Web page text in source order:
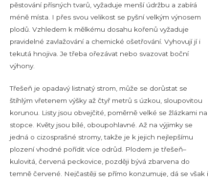
pěstování přísných tvarů, vyžaduje menší údržbu a zabírá
méně místa. I přes svou velikost se pyšní velkým výnosem
plodů. Vzhledem k mělkému dosahu kořenů vyžaduje
pravidelné zavlažování a chemické ošetřování. Vyhovují jí i
tekutá hnojiva. Je třeba ořezávat nebo svazovat boční
výhony.
Třešeň je opadavý listnatý strom, může se dorůstat se
štíhlým vřetenem výšky až čtyř metrů s úzkou, sloupovitou
korunou. Listy jsou obvejčité, poměrně velké se žlázkami na
stopce. Květy jsou bílé, oboupohlavné. Až na výjimky se
jedná o cizosprašné stromy, takže je k jejich nejlepšímu
plození vhodné pořídit více odrůd. Plodem je třešeň–
kulovitá, červená peckovice, později bývá zbarvena do
temně červené. Nejčastěji se přímo konzumuje, dá se však i